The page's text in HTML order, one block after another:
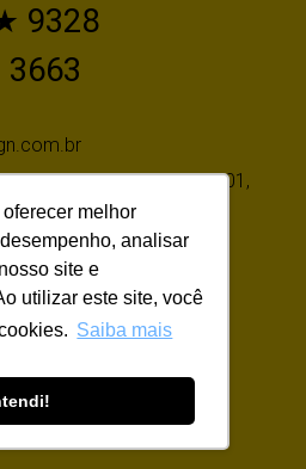
melhor
analisar
site e
utilizar este site, você
Saiba mais
9328
4476, 13º Andar, Sala 1301,
80250-085
nos